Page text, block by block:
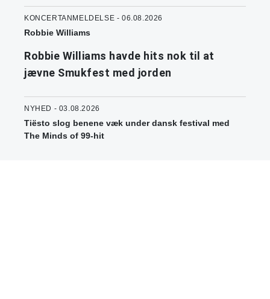
KONCERTANMELDELSE - 06.08.2026
Robbie Williams
Robbie Williams havde hits nok til at
jævne Smukfest med jorden
NYHED - 03.08.2026
Tiësto slog benene væk under dansk festival med
The Minds of 99-hit